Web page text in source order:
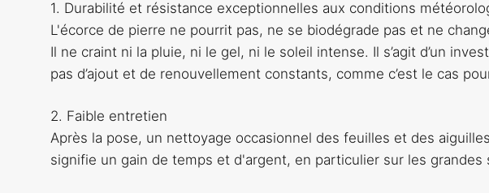
1. Durabilité et résistance exceptionnelles aux conditions
L'écorce de pierre ne pourrit pas, ne se biodégrade pas et ne
Il ne craint ni la pluie, ni le gel, ni le soleil intense. Il s’agit d’un
pas d’ajout et de renouvellement constants, comme c’est le cas
2. Faible entretien
Après la pose, un nettoyage occasionnel des feuilles et des
signifie un gain de temps et d'argent, en particulier sur les grandes